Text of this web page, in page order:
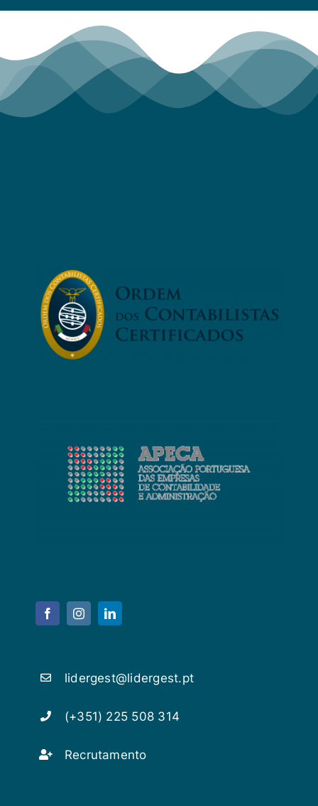
lidergest@lidergest.pt
(+351) 225 508 314
Recrutamento